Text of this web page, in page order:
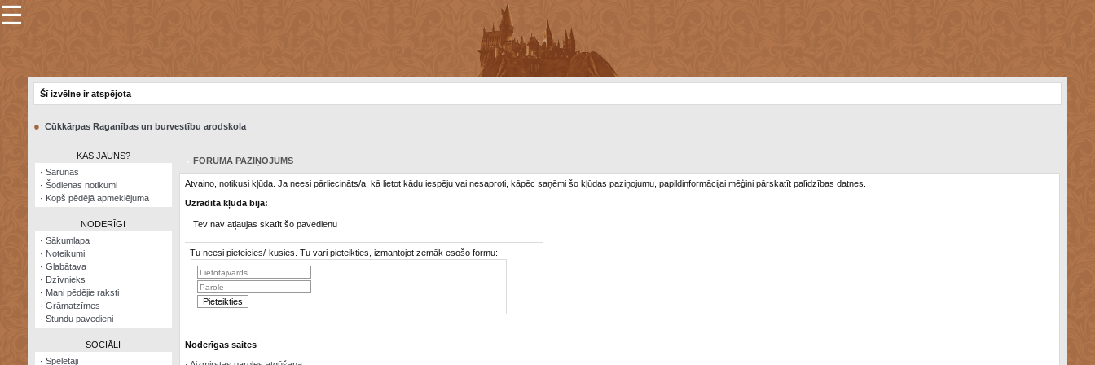
×
Šodienas
Visatcera
almanahs
☰
Šī izvēlne ir atspējota
● Cūkkārpas Raganības un burvestību arodskola
KAS JAUNS?
· Sarunas
· Šodienas notikumi
· Kopš pēdējā apmeklējuma
NODERĪGI
· Sākumlapa
· Noteikumi
· Glabātava
· Dzīvnieks
· Mani pēdējie raksti
· Grāmatzīmes
· Stundu pavedieni
SOCIĀLI
· Spēlētāji
FORUMA PAZIŅOJUMS
Atvaino, notikusi kļūda. Ja neesi pārliecināts/a, kā lietot kādu iespēju vai nesaproti, kāpēc saņēmi šo kļūdas paziņojumu, papildinformācijai mēģini pārskatīt palīdzības datnes.
Uzrādītā kļūda bija:
Tev nav atļaujas skatīt šo pavedienu
Tu neesi pieteicies/-kusies. Tu vari pieteikties, izmantojot zemāk esošo formu:
Noderīgas saites